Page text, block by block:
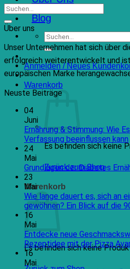
B2B
Blog
Suchen
nach:
Anmelden / Neues
Warenkorb
Es befinden sich keine
Zurück zum Shop
Warenkorb
Es befinden sich keine
Über uns
Unser Unternehmen hat sich über
erfolgreich weiterentwickelt und
europäischen Marke
Neuste Beiträge
04
Juni
Ernährung & Stimmung: Wie
Verfassung beeinflussen kann
24
Mai
Grundlagen der Diabetes
23
Mai
Wie lange dauert es, sich an
gewöhnen? Ein Blick auf die
16
Mai
Entdecke neue
Rezeptidee mit der Pizza
16
Mai